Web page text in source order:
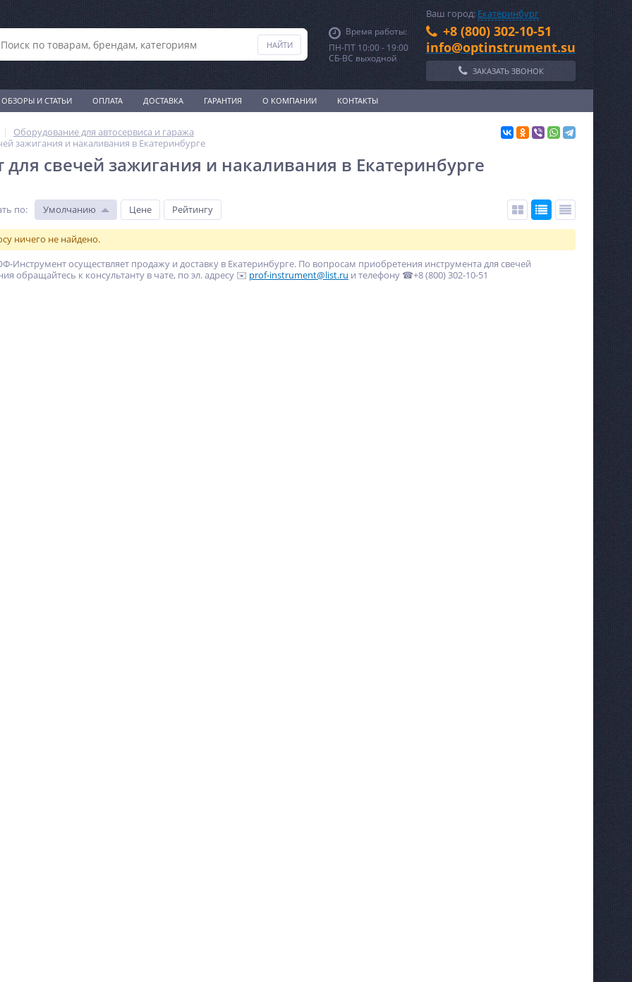
Время работы:
ПН-ПТ 10:00 - 19:00
СБ-ВС выходной
Ваш город: Екатеринбург
+8 (800) 302-10-51
info@optinstrument.su
ЗАКАЗАТЬ ЗВОНОК
ОБЗОРЫ И СТАТЬИ ОПЛАТА ДОСТАВКА ГАРАНТИЯ О КОМПАНИИ КОНТАКТЫ
Оборудование для автосервиса и гаража
зажигания и накаливания в Екатеринбурге
для свечей зажигания и накаливания в Екатеринбурге
по: Умолчанию Цене Рейтингу
ничего не найдено.
Инструмент осуществляет продажу и доставку в Екатеринбурге. По вопросам приобретения инструмента для свечей
обращайтесь к консультанту в чате, по эл. адресу ✉️ prof-instrument@list.ru и телефону ☎+8 (800) 302-10-51